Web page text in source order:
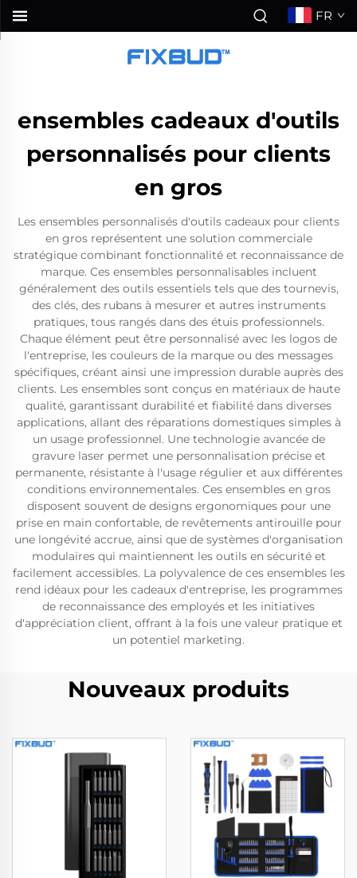
FR
ensembles cadeaux d'outils
personnalisés pour clients
en gros
Les ensembles personnalisés d'outils cadeaux pour clients
en gros représentent une solution commerciale
stratégique combinant fonctionnalité et reconnaissance de
marque. Ces ensembles personnalisables incluent
généralement des outils essentiels tels que des tournevis,
des clés, des rubans à mesurer et autres instruments
pratiques, tous rangés dans des étuis professionnels.
Chaque élément peut être personnalisé avec les logos de
l'entreprise, les couleurs de la marque ou des messages
spécifiques, créant ainsi une impression durable auprès des
clients. Les ensembles sont conçus en matériaux de haute
qualité, garantissant durabilité et fiabilité dans diverses
applications, allant des réparations domestiques simples à
un usage professionnel. Une technologie avancée de
gravure laser permet une personnalisation précise et
permanente, résistante à l'usage régulier et aux différentes
conditions environnementales. Ces ensembles en gros
disposent souvent de designs ergonomiques pour une
prise en main confortable, de revêtements antirouille pour
une longévité accrue, ainsi que de systèmes d'organisation
modulaires qui maintiennent les outils en sécurité et
facilement accessibles. La polyvalence de ces ensembles les
rend idéaux pour les cadeaux d'entreprise, les programmes
de reconnaissance des employés et les initiatives
d'appréciation client, offrant à la fois une valeur pratique et
un potentiel marketing.
Nouveaux produits